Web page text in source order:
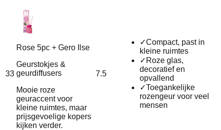
33
Rose 5pc + Gero Ilse
Geurstokjes &
geurdiffusers
Mooie roze
geuraccent voor
kleine ruimtes, maar
prijsgevoelige kopers
kijken verder.
7.5
✓Compact, past in
kleine ruimtes
✓ Roze glas,
decoratief en
opvallend
✓Toegankelijke
rozengeur voor veel
mensen